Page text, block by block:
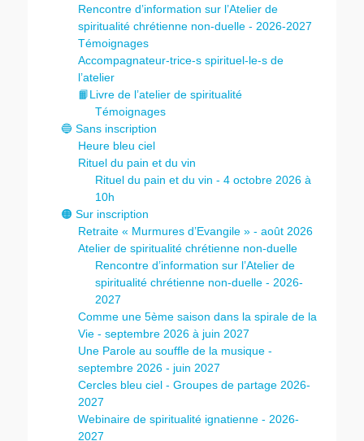
Rencontre d’information sur l’Atelier de
spiritualité chrétienne non-duelle - 2026-2027
Témoignages
Accompagnateur-trice-s spirituel-le-s de
l’atelier
📙Livre de l’atelier de spiritualité
Témoignages
🔵 Sans inscription
Heure bleu ciel
Rituel du pain et du vin
Rituel du pain et du vin - 4 octobre 2026 à
10h
🟠 Sur inscription
Retraite « Murmures d’Evangile » - août 2026
Atelier de spiritualité chrétienne non-duelle
Rencontre d’information sur l’Atelier de
spiritualité chrétienne non-duelle - 2026-
2027
Comme une 5ème saison dans la spirale de la
Vie - septembre 2026 à juin 2027
Une Parole au souffle de la musique -
septembre 2026 - juin 2027
Cercles bleu ciel - Groupes de partage 2026-
2027
Webinaire de spiritualité ignatienne - 2026-
2027